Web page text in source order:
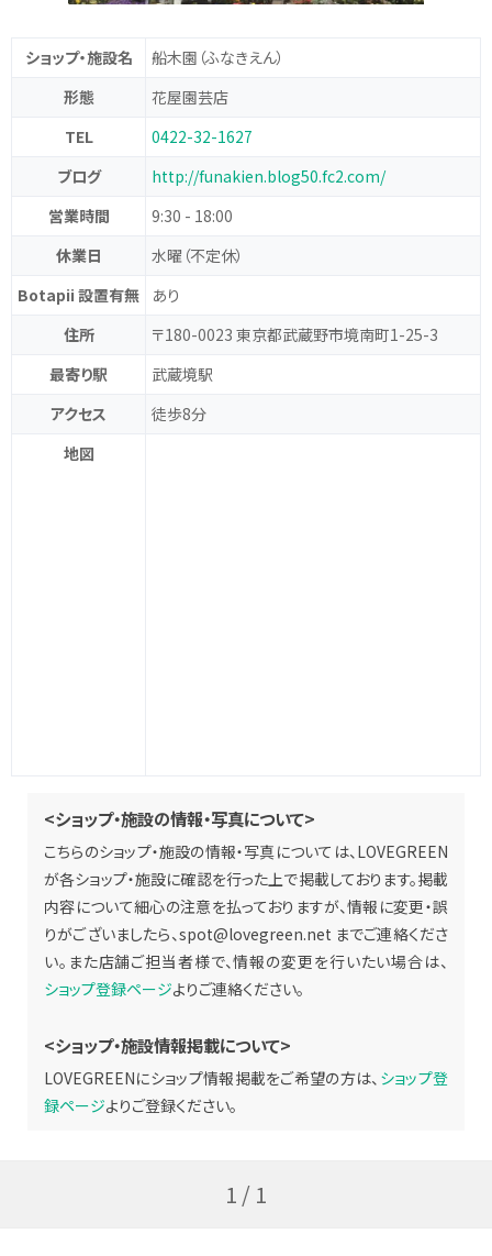
ショップ・施設名 船木園 （ふなきえん）
形態
花屋園芸店
TEL
0422-32-1627
ブログ
http://funakien.blog50.fc2.com/
営業時間
9:30 - 18:00
休業日
水曜（不定休）
Botapii 設置有無
あり
住所
〒180-0023 東京都武蔵野市境南町1-25-3
最寄り駅
武蔵境駅
アクセス
徒歩8分
地図
<ショップ・施設の情報・写真について>
こちらのショップ・施設の情報・写真については、LOVEGREEN
が各ショップ・施設に確認を行った上で掲載しております。掲載
内容について細心の注意を払っておりますが、情報に変更・誤
りがございましたら、spot@lovegreen.net までご連絡くださ
い。また店舗ご担当者様で、情報の変更を行いたい場合は、
ショップ登録ページよりご連絡ください。
<ショップ・施設情報掲載について>
LOVEGREENにショップ情報掲載をご希望の方は、 ショップ登
録ページよりご登録ください。
1 / 1